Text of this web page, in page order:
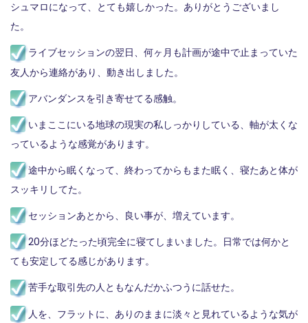
シュマロになって、とても嬉しかった。ありがとうございまし
た。
ライブセッションの翌日、何ヶ月も計画が途中で止まっていた
友人から連絡があり、動き出しました。
アバンダンスを引き寄せてる感触。
いまここにいる地球の現実の私しっかりしている、軸が太くな
っているような感覚があります。
途中から眠くなって、終わってからもまた眠く、寝たあと体が
スッキリしてた。
セッションあとから、良い事が、増えています。
20分ほどたった頃完全に寝てしまいました。日常では何かと
ても安定してる感じがあります。
苦手な取引先の人ともなんだかふつうに話せた。
人を、フラットに、ありのままに淡々と見れているような気が